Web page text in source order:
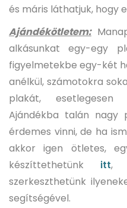
és máris láthatjuk, hogy
Ajándékötletem:
alkásunkat egy-egy
figyelmetekbe egy-két
anélkül, számotokra
plakát, esetlegesen
Ajándékba talán nagy
érdemes vinni, de ha
akkor igen ötletes,
készíttethetünk itt,
szerkeszthetünk
segítségével.